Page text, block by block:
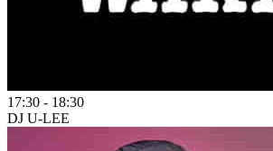
17:30 - 18:30
DJ U-LEE